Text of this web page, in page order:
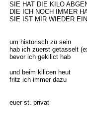
SIE HAT DIE KILO
DIE ICH NOCH IMMER
SIE IST MIR WIEDER
um historisch zu sein
hab ich zuerst getasselt
bevor ich gekilict hab
und beim kilicen heut
fritz ich immer dazu
euer st. privat